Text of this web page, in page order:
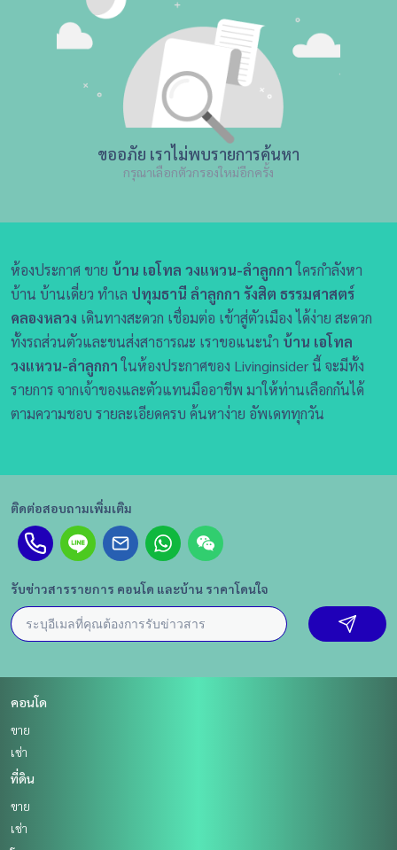
ขออภัย เราไม่พบรายการค้นหา
กรุณาเลือกตัวกรองใหม่อีกครั้ง
ห้องประกาศ ขาย บ้าน เอโทล วงแหวน-ลำลูกกาใครกำลังหา
บ้าน บ้านเดี่ยว ทำเล ปทุมธานี ลำลูกกา รังสิต ธรรมศาสตร์
คลองหลวง เดินทางสะดวก เชื่อมต่อ เข้าสู่ตัวเมือง ได้ง่าย สะดวก
ทั้งรถส่วนตัวและขนส่งสาธารณะ เราขอแนะนำ บ้าน เอโทล
วงแหวน-ลำลูกกาในห้องประกาศของ Livinginsider นี้ จะมีทั้ง
รายการ จากเจ้าของและตัวแทนมืออาชีพ มาให้ท่านเลือกกันได้
ตามความชอบ รายละเอียดครบ ค้นหาง่าย อัพเดททุกวัน
ติดต่อสอบถามเพิ่มเติม
รับข่าวสารรายการ คอนโด และบ้าน ราคาโดนใจ
คอนโด
ขาย
เช่า
ที่ดิน
ขาย
เช่า